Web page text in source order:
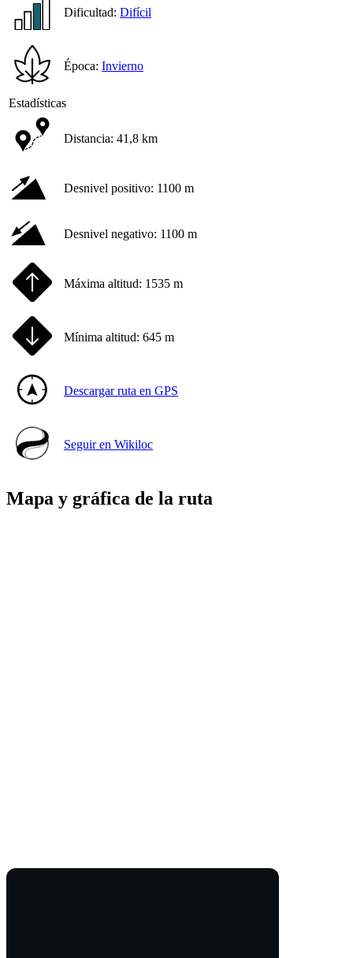
Dificultad: Difícil
Época: Invierno
Estadísticas
Distancia: 41,8 km
Desnivel positivo: 1100 m
Desnivel negativo: 1100 m
Máxima altitud: 1535 m
Mínima altitud: 645 m
Descargar ruta en GPS
Seguir en Wikiloc
Mapa y gráfica de la ruta